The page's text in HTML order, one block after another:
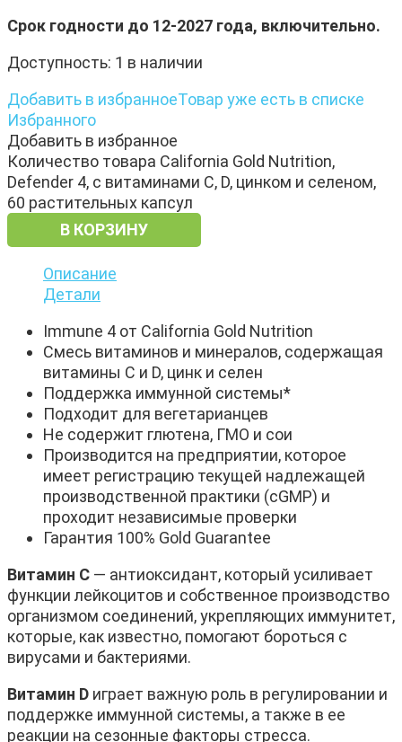
Срок годности до 12-2027 года, включительно.
Доступность: 1 в наличии
Добавить в избранноеТовар уже есть в списке
Избранного
Добавить в избранное
Количество товара California Gold Nutrition,
Defender 4, с витаминами C, D, цинком и селеном,
60 растительных капсул
В КОРЗИНУ
Описание
Детали
Immune 4 от California Gold Nutrition
Смесь витаминов и минералов, содержащая
витамины C и D, цинк и селен
Поддержка иммунной системы*
Подходит для вегетарианцев
Не содержит глютена, ГМО и сои
Производится на предприятии, которое
имеет регистрацию текущей надлежащей
производственной практики (cGMP) и
проходит независимые проверки
Гарантия 100% Gold Guarantee
Витамин C — антиоксидант, который усиливает
функции лейкоцитов и собственное производство
организмом соединений, укрепляющих иммунитет,
которые, как известно, помогают бороться с
вирусами и бактериями.
Витамин D играет важную роль в регулировании и
поддержке иммунной системы, а также в ее
реакции на сезонные факторы стресса.